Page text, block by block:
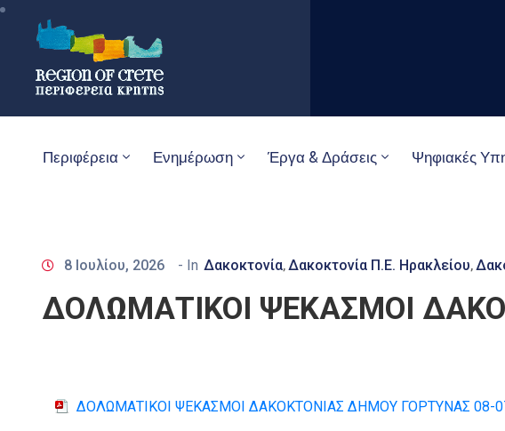
Περιφέρεια Ενημέρωση Έργα & Δράσεις Ψηφιακές
8 Ιουλίου, 2026 - In Δακοκτονία‚ Δακοκτονία Π.Ε. Ηρακλείου‚
ΔΟΛΩΜΑΤΙΚΟΙ ΨΕΚΑΣΜΟΙ
ΔΟΛΩΜΑΤΙΚΟΙ ΨΕΚΑΣΜΟΙ ΔΑΚΟΚΤΟΝΙΑΣ ΔΗΜΟΥ ΓΟΡΤΥΝΑΣ 08-